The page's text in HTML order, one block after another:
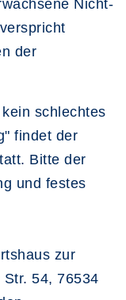
Nicht-
der
schlechtes
findet der
Bitte der
und festes
zur
54, 76534